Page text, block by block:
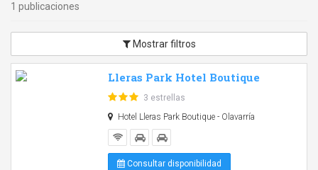
1 publicaciones
Mostrar filtros
Lleras Park Hotel Boutique
3 estrellas
Hotel Lleras Park Boutique - Olavarría
Consultar disponibilidad